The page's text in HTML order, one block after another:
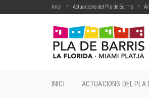
Inici Actuacions del Pla de Barris
INICI ACTUACIONS DEL PLA